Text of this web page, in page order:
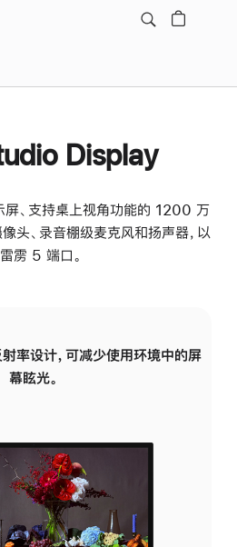
Display
、支持桌上视角功能的 1200 万
、录音棚级麦克风和扬声器，以
雳 5 端口。
率设计，可减少使用环境中的屏
幕眩光。